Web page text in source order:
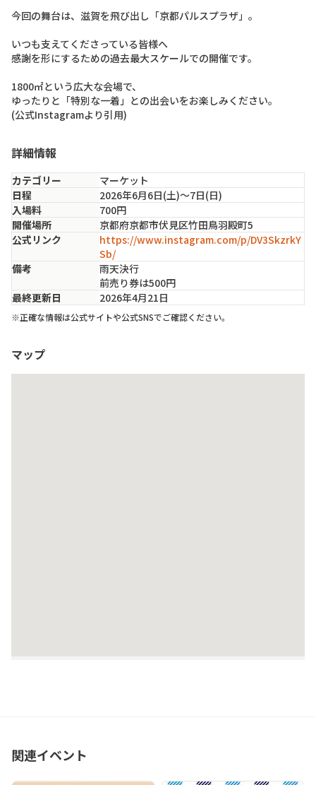
今回の舞台は、滋賀を飛び出し「京都パルスプラザ」。
いつも支えてくださっている皆様へ
感謝を形にするための過去最大スケールでの開催です。
1800㎡という広大な会場で、
ゆったりと「特別な一着」との出会いをお楽しみください。
(公式Instagramより引用)
詳細情報
カテゴリー
マーケット
日程
2026年6月6日(土)〜7日(日)
入場料
700円
開催場所
京都府京都市伏見区竹田鳥羽殿町5
公式リンク
https://www.instagram.com/p/DV3SkzrkY
Sb/
備考
雨天決行
前売り券は500円
最終更新日
2026年4月21日
※正確な情報は公式サイトや公式SNSでご確認ください。
マップ
関連イベント